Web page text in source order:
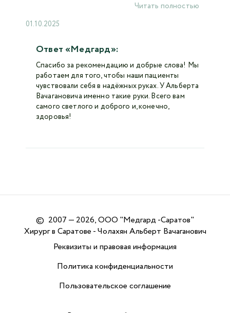
01.10.2025
Читать полностью
Ответ «Медгард»:
Спасибо за рекомендацию и добрые слова! Мы
работаем для того, чтобы наши пациенты
чувствовали себя в надёжных руках. У Альберта
Вачагановича именно такие руки. Всего вам
самого светлого и доброго и, конечно,
здоровья!
© 2007 — 2026, ООО "Медгард -Саратов"
Хирург в Саратове - Чолахян Альберт Вачаганович
Реквизиты и правовая информация
Политика конфиденциальности
Пользовательское соглашение